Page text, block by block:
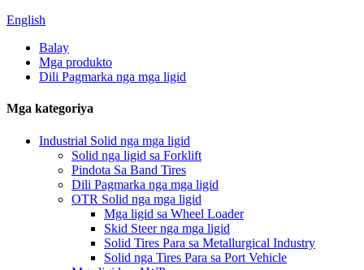
English
Balay
Mga produkto
Dili Pagmarka nga mga ligid
Mga kategoriya
Industrial Solid nga mga ligid
Solid nga ligid sa Forklift
Pindota Sa Band Tires
Dili Pagmarka nga mga ligid
OTR Solid nga mga ligid
Mga ligid sa Wheel Loader
Skid Steer nga mga ligid
Solid Tires Para sa Metallurgical Industry
Solid nga Tires Para sa Port Vehicle